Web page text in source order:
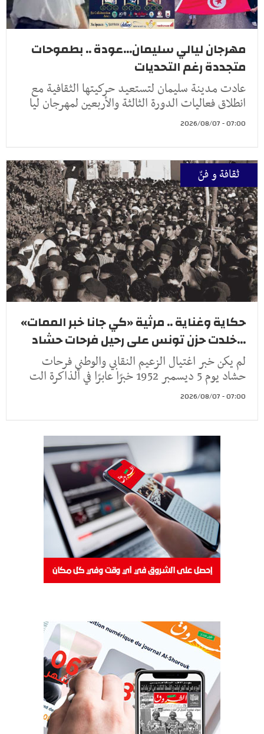
مهرجان ليالي سليمان...عودة .. بطموحات
متجددة رغم التحديات
عادت مدينة سليمان لتستعيد حركيتها الثقافية مع
انطلاق فعاليات الدورة الثالثة والأربعين لمهرجان ليا
07:00 - 2026/08/07
ثقافة و فنّ
حكاية وغناية .. مرثية «كي جانا خبر الممات»
...خلدت حزن تونس على رحيل فرحات حشاد
لم يكن خبر اغتيال الزعيم النقابي والوطني فرحات
حشاد يوم 5 ديسمبر 1952 خبرًا عابرًا في الذاكرة الت
07:00 - 2026/08/07